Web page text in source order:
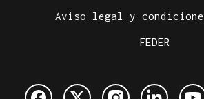
Aviso legal y
FEDER